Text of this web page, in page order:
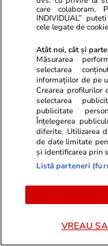
Puține zone
succes,
birocrației și
ordinea socială
care colaboram.
INDIVIDUAL”
cele legate de
Atât noi, cât și
Măsurarea
selectarea
informațiilor de pe
Crearea profilurilor
selectarea
publicitate
Înțelegerea
diferite. Utilizarea
de date limitate
și identificarea prin
Listă parteneri
VREAU